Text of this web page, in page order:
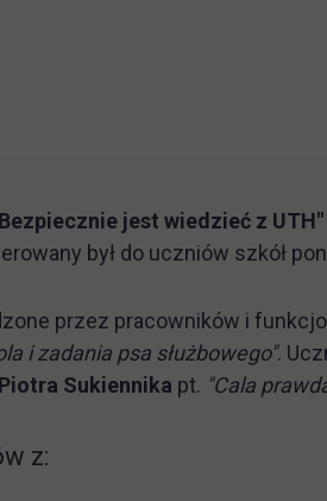
jest wiedzieć z UTH"
był do uczniów szkół
przez pracowników i
i zadania psa służbowego".
Piotra Sukiennika pt. "Cala
z: